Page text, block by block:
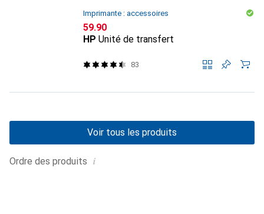
Imprimante : accessoires
CHF
59.90
HP Unité de transfert
83
Ordre des produits i
Voir tous les produits